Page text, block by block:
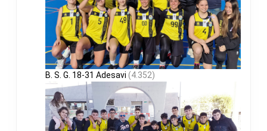
B. S. G. 18-31 Adesavi (4.352)